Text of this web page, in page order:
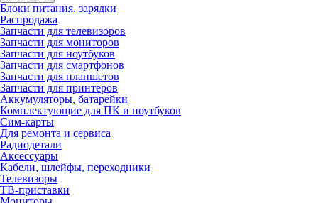
Блоки питания, зарядки
Распродажа
Запчасти для телевизоров
Запчасти для мониторов
Запчасти для ноутбуков
Запчасти для смартфонов
Запчасти для планшетов
Запчасти для принтеров
Аккумуляторы, батарейки
Комплектующие для ПК и ноутбуков
Сим-карты
Для ремонта и сервиса
Радиодетали
Аксессуары
Кабели, шлейфы, переходники
Телевизоры
ТВ-приставки